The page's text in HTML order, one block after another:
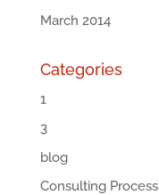
March 2014
Categories
1
3
blog
Consulting Process